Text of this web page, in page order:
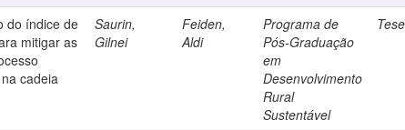
do índice de
mitigar as
cadeia
Saurin,
Gilnei
Feiden,
Aldi
Programa de
Pós-Graduação
em
Desenvolvimento
Rural
Sustentável
Tese